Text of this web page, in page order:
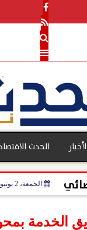
الحدث
الجمعة، 2 يونيو 2023
الخدمة